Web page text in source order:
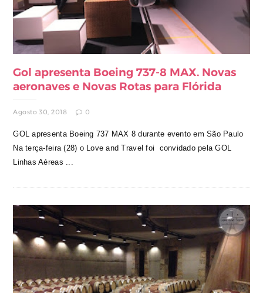
Gol apresenta Boeing 737-8 MAX. Novas
aeronaves e Novas Rotas para Flórida
Agosto 30, 2018 0
GOL apresenta Boeing 737 MAX 8 durante evento em São Paulo
Na terça-feira (28) o Love and Travel foi convidado pela GOL
Linhas Aéreas ...